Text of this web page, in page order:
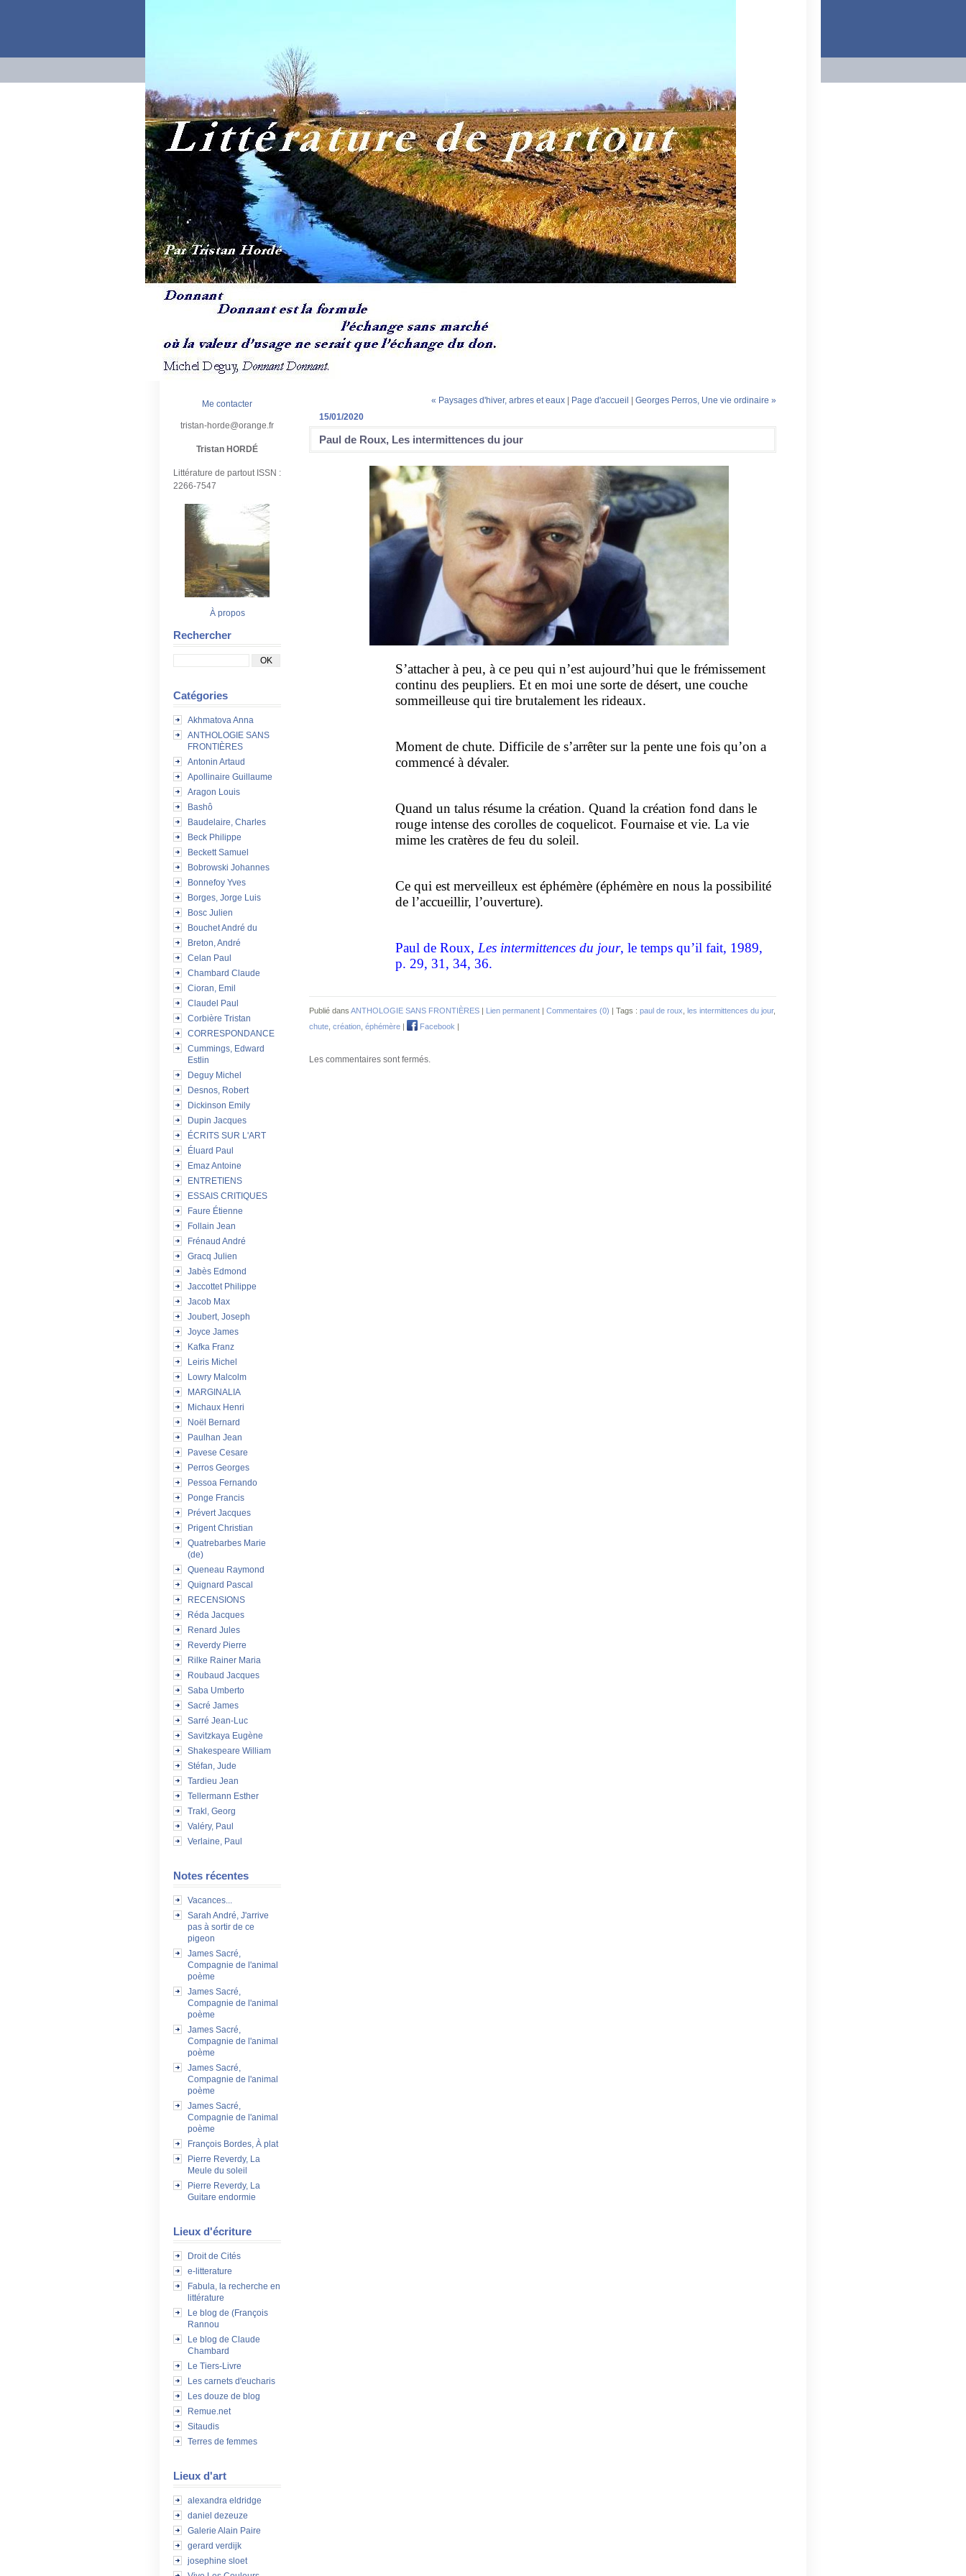
Me contacter
tristan-horde@orange.fr
Tristan HORDÉ
Littérature de partout ISSN :
2266-7547
À propos
Rechercher
Catégories
Akhmatova Anna
ANTHOLOGIE SANS
FRONTIÈRES
Antonin Artaud
Apollinaire Guillaume
Aragon Louis
Bashô
Baudelaire, Charles
Beck Philippe
Beckett Samuel
Bobrowski Johannes
Bonnefoy Yves
Borges, Jorge Luis
Bosc Julien
Bouchet André du
Breton, André
Celan Paul
Chambard Claude
Cioran, Emil
Claudel Paul
Corbière Tristan
CORRESPONDANCE
Cummings, Edward
Estlin
Deguy Michel
Desnos, Robert
Dickinson Emily
Dupin Jacques
ÉCRITS SUR L'ART
Éluard Paul
Emaz Antoine
ENTRETIENS
ESSAIS CRITIQUES
Faure Étienne
Follain Jean
Frénaud André
Gracq Julien
Jabès Edmond
Jaccottet Philippe
Jacob Max
Joubert, Joseph
Joyce James
Kafka Franz
Leiris Michel
Lowry Malcolm
MARGINALIA
Michaux Henri
Noël Bernard
Paulhan Jean
Pavese Cesare
Perros Georges
Pessoa Fernando
Ponge Francis
Prévert Jacques
Prigent Christian
Quatrebarbes Marie
(de)
Queneau Raymond
Quignard Pascal
RECENSIONS
Réda Jacques
Renard Jules
Reverdy Pierre
Rilke Rainer Maria
Roubaud Jacques
Saba Umberto
Sacré James
Sarré Jean-Luc
Savitzkaya Eugène
Shakespeare William
Stéfan, Jude
Tardieu Jean
Tellermann Esther
Trakl, Georg
Valéry, Paul
Verlaine, Paul
Notes récentes
Vacances...
Sarah André, J'arrive
pas à sortir de ce
pigeon
James Sacré,
Compagnie de l'animal
poème
James Sacré,
Compagnie de l'animal
poème
James Sacré,
Compagnie de l'animal
poème
James Sacré,
Compagnie de l'animal
poème
James Sacré,
Compagnie de l'animal
poème
François Bordes, À plat
Pierre Reverdy, La
Meule du soleil
Pierre Reverdy, La
Guitare endormie
Lieux d'écriture
Droit de Cités
e-litterature
Fabula, la recherche en
littérature
Le blog de (François
Rannou
Le blog de Claude
Chambard
Le Tiers-Livre
Les carnets d'eucharis
Les douze de blog
Remue.net
Sitaudis
Terres de femmes
Lieux d'art
alexandra eldridge
daniel dezeuze
Galerie Alain Paire
gerard verdijk
josephine sloet
« Paysages d'hiver, arbres et eaux Page d'accueil
Georges Perros, Une vie ordinaire »
15/01/2020
Paul de Roux, Les intermittences du jour
S’attacher à peu, à ce peu qui n’est aujourd’hui que le frémissement
continu des peupliers. Et en moi une sorte de désert, une couche
sommeilleuse qui tire brutalement les rideaux.
Moment de chute. Difficile de s’arrêter sur la pente une fois qu’on a
commencé à dévaler.
Quand un talus résume la création. Quand la création fond dans le
rouge intense des corolles de coquelicot. Fournaise et vie. La vie
mime les cratères de feu du soleil.
Ce qui est merveilleux est éphémère (éphémère en nous la possibilité
de l’accueillir, l’ouverture).
Paul de Roux, Les intermittences du jour, le temps qu’il fait, 1989,
p. 29, 31, 34, 36.
Publié dans ANTHOLOGIE SANS FRONTIÈRES | Lien permanent | Commentaires (0) | Tags : paul de roux les intermittences du jour,
chute création éphémère | Facebook |
Les commentaires sont fermés.